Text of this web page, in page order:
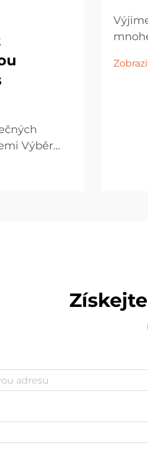
Výběr
zvážení a
měl